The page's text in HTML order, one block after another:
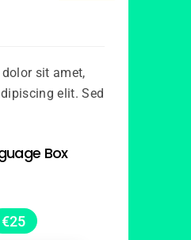
sit amet,
elit. Sed
Box
€25